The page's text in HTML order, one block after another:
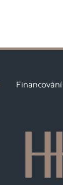
Financování